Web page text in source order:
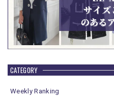
CATEGORY
Weekly Ranking